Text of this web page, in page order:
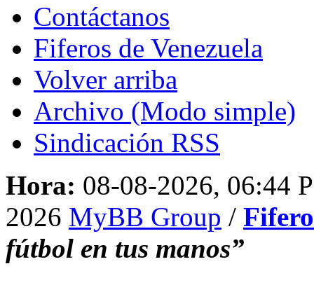
Contáctanos
Fiferos de Venezuela
Volver arriba
Archivo (Modo simple)
Sindicación RSS
Hora: 08-08-2026, 06:44
2026 MyBB Group /
fútbol en tus manos”